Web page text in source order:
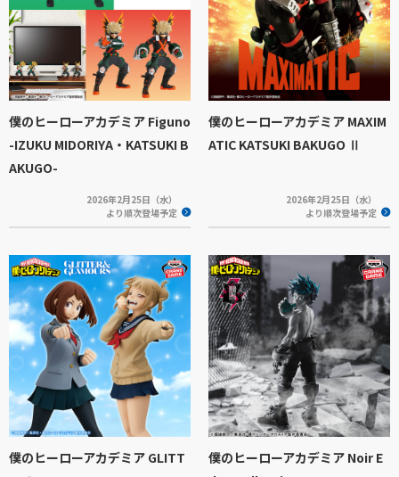
僕のヒーローアカデミア Figuno
-IZUKU MIDORIYA・KATSUKI B
AKUGO-
2026年2月25日（水）
より順次登場予定
僕のヒーローアカデミア MAXIM
ATIC KATSUKI BAKUGO Ⅱ
2026年2月25日（水）
より順次登場予定
僕のヒーローアカデミア GLITT
僕のヒーローアカデミア Noir E